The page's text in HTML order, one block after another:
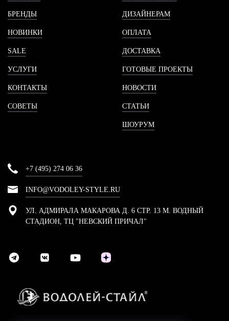
БРЕНДЫ
НОВИНКИ
SALE
УСЛУГИ
КОНТАКТЫ
СОВЕТЫ
ДИЗАЙНЕРАМ
ОПЛАТА
ДОСТАВКА
ГОТОВЫЕ ПРОЕКТЫ
НОВОСТИ
СТАТЬИ
ШОУРУМ
+7 (495) 274 06 36
INFO@VODOLEY-STYLE.RU
УЛ. АДМИРАЛА МАКАРОВА Д. 6 СТР. 13 М. ВОДНЫЙ
СТАДИОН, ТЦ "НЕВСКИЙ ПРИЧАЛ"